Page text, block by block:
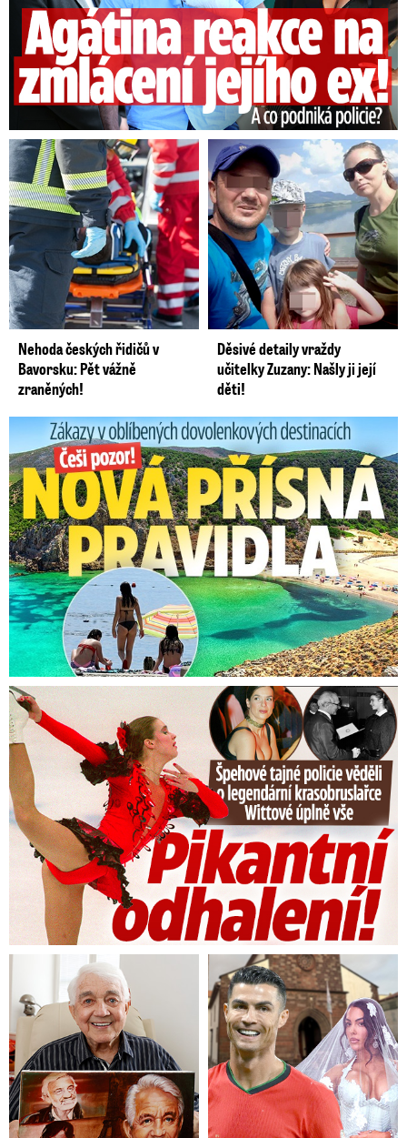
Nehoda českých řidičů v
Bavorsku: Pět vážně
zraněných!
Děsivé detaily vraždy
učitelky Zuzany: Našly ji její
děti!
Zákazy v dovolenkových rájích: Restrikce proti naháčům!
Tajná policie špehovala krasobruslařku Wittovou: Pikantní ...